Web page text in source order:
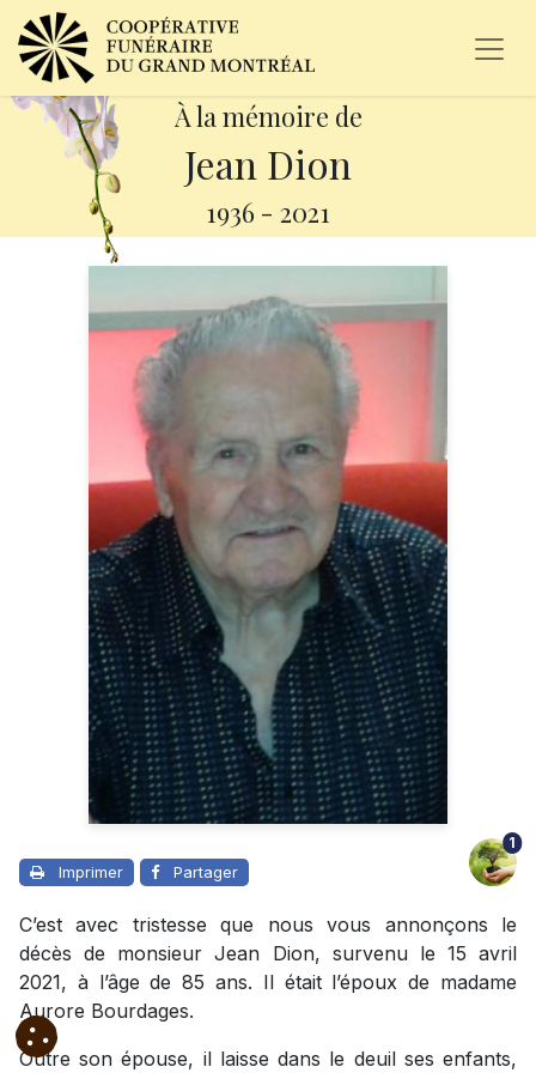
À la mémoire de
Jean Dion
1936 - 2021
Imprimer Partager
1
C’est avec tristesse que nous vous annonçons le
décès de monsieur Jean Dion, survenu le 15 avril
2021, à l’âge de 85 ans. Il était l’époux de madame
Aurore Bourdages.
Outre son épouse, il laisse dans le deuil ses enfants,